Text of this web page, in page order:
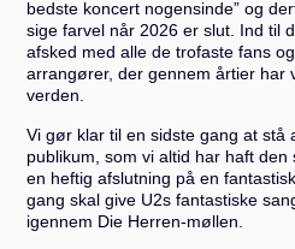
bedste koncert nogensinde” og
sige farvel når 2026 er slut. Ind til
afsked med alle de trofaste fans
arrangører, der gennem årtier har
verden.
Vi gør klar til en sidste gang at stå
publikum, som vi altid har haft
en heftig afslutning på en
gang skal give U2s fantastiske
igennem Die Herren-møllen.